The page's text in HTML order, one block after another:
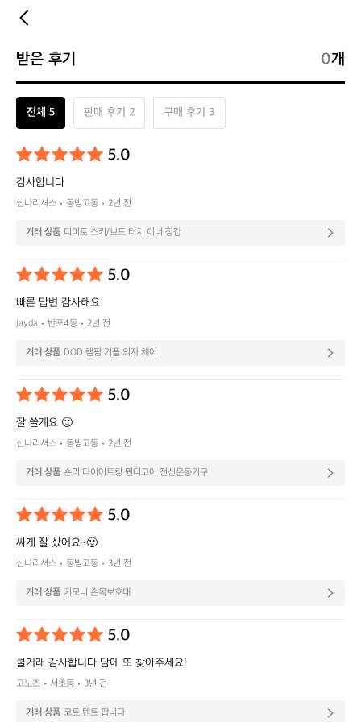
받은 후기 0개
전체 5 판매 후기 2 구매 후기 3
5.0
감사합니다
신나리셔스 동빙고동 2년 전
거래 상품 디미토 스키/보드 터치 이너 장갑
5.0
빠른 답변 감사해요
jayda 반포4동 2년 전
거래 상품 DOD 캠핑 커플 의자 체어
5.0
잘 쓸게요 🙂
신나리셔스 동빙고동 2년 전
거래 상품 숀리 다이어트킹 원더코어 전신운동기구
5.0
싸게 잘 샀어요~🙂
신나리셔스 동빙고동 3년 전
거래 상품 키모니 손목보호대
5.0
쿨거래 감사합니다 담에 또 찾아주세요!
고노즈 서초동 3년 전
거래 상품 코트 텐트 팝니다